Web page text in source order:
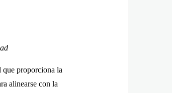
proporciona la
alinearse con la